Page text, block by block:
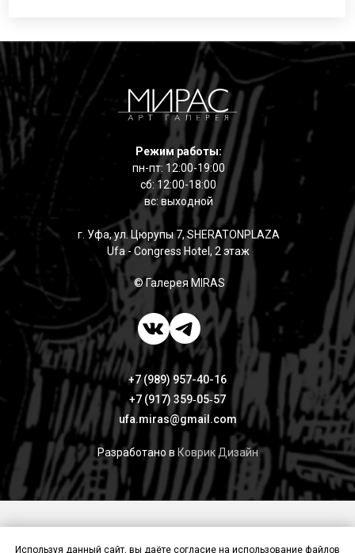
Режим работы:
пн-пт: 12:00-19:00
сб: 12:00-18:00
вс: выходной
г. Уфа, ул. Цюрупы 7, SHERATONPLAZA
Ufa - Congress Hotel, 2 этаж
© Галерея MIRAS
Разработано в Коврик Дизайн
+7 (989) 957-40-16
+7 (917) 359‑05‑57
ufa.miras@gmail.com
Используя данный сайт, вы даёте согласие на использование файлов